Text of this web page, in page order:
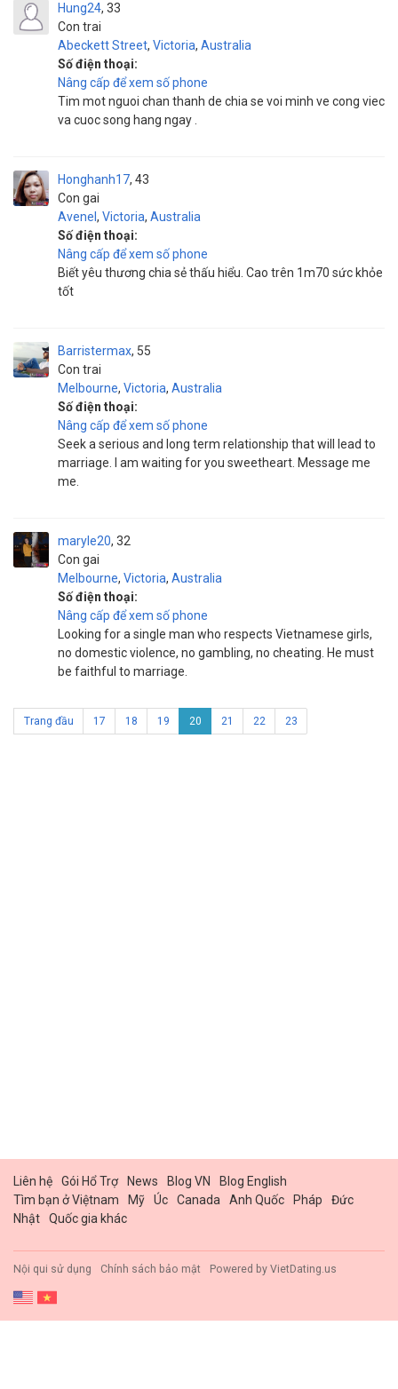
Hung24
Con trai
33
Abeckett Street, Victoria, Australia
Số điện thoại:
Nâng cấp để xem số phone
Tim mot nguoi chan thanh de chia se voi minh ve cong viec
va cuoc song hang ngay .
Honghanh17
Con gai
43
Avenel , Victoria, Australia
Số điện thoại:
Nâng cấp để xem số phone
Biết yêu thương chia sẻ thấu hiểu. Cao trên 1m70 sức khỏe
tốt
Barristermax
Con trai
55
Melbourne, Victoria, Australia
Số điện thoại:
Nâng cấp để xem số phone
Seek a serious and long term relationship that will lead to
marriage. I am waiting for you sweetheart. Message me
me.
maryle20
Con gai
32
Melbourne, Victoria, Australia
Số điện thoại:
Nâng cấp để xem số phone
Looking for a single man who respects Vietnamese girls,
no domestic violence, no gambling, no cheating. He must
be faithful to marriage.
Trang đầu 17 18 19 20 21 22 23
Liên hệ Gói Hổ Trợ News Blog VN
Blog English
Tìm bạn ở Việtnam
Mỹ Úc Canada Anh Quốc Pháp
Đức
Nhật
Quốc gia khác
Nội qui sử dụng Chính sách bảo mật Powered by VietDating.us